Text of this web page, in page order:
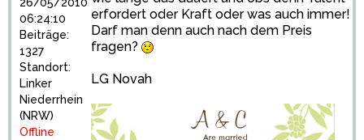
26/05/2010
06:24:10
Beiträge:
1327
Standort:
Linker
Niederrhein
(NRW)
Offline
erfordert oder Kraft oder was auch immer!
Darf man denn auch nach dem Preis
fragen?
LG Novah